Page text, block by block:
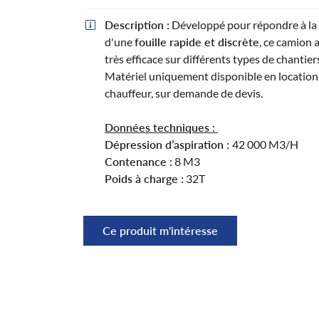
Rafraîchir le captcha
En cochant cette case, vous consentez à recevoir nos propositions
email indiqué ci-dessus. Vous pouvez vous désinscrire à tout moment en
formulaire de désinscription.
Inscription
 Description : Développé pour répondre à
d'unefouille rapide et discrète , ce
très efficace sur différents types de
Matériel uniquement disponible en location
chauffeur, sur demande de devis.
Données techniques :
Dépression d’aspiration : 42 000 M3/H
Contenance : 8 M3
Poids à charge : 32T
Ce produit m'intéresse